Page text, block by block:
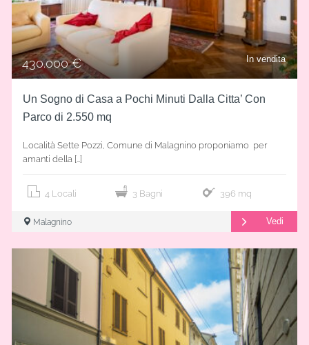
In vendita
430.000 €
Un Sogno di Casa a Pochi Minuti Dalla Citta’ Con
Parco di 2.550 mq
Località Sette Pozzi, Comune di Malagnino proponiamo per
amanti della […]
4 Locali 3 Bagni 396 mq
Malagnino Vedi